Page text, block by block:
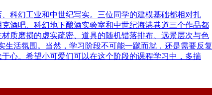
科幻工业和中世纪写实。三位同学的建模基础都相对扎
酒吧、科幻地下酿酒实验室和中世纪海港巷道三个作品都
质磨损的虚实疏密、道具的随机错落排布、远景层次与色
活氛围。当然，学习阶段不可能一蹴而就，还是需要反复
心。希望小可爱们可以在这个阶段的课程学习中，多揣